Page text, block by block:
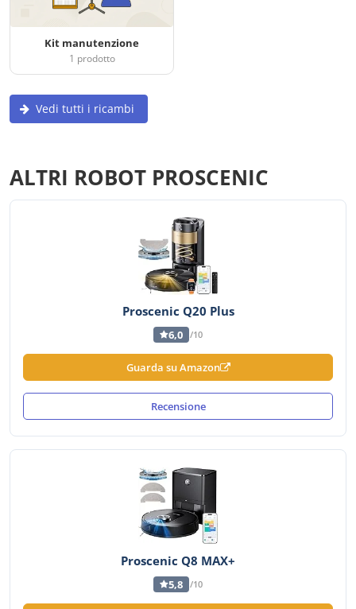
Kit manutenzione
1 prodotto
Vedi tutti i ricambi
ALTRI ROBOT PROSCENIC
Proscenic Q20 Plus
6,0 /10
Guarda su Amazon
Recensione
Proscenic Q8 MAX+
5,8 /10